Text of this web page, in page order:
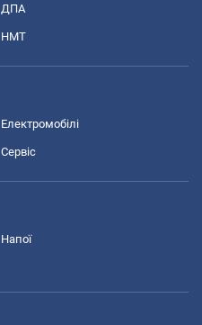
ДПА
НМТ
Електромобілі
Сервіс
Напої